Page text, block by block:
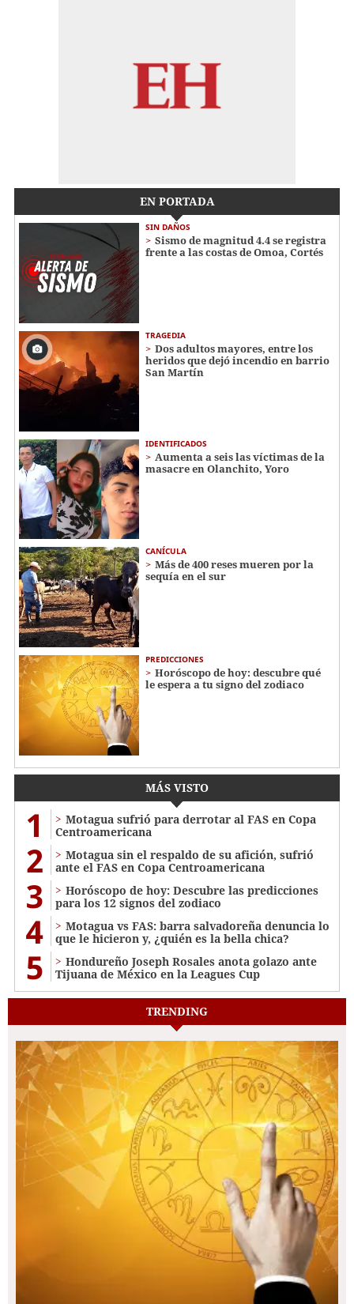
EN PORTADA
SIN DAÑOS
Sismo de magnitud 4.4 se registra
frente a las costas de Omoa, Cortés
TRAGEDIA
Dos adultos mayores, entre los
heridos que dejó incendio en barrio
San Martín
IDENTIFICADOS
Aumenta a seis las víctimas de la
masacre en Olanchito, Yoro
CANÍCULA
Más de 400 reses mueren por la
sequía en el sur
PREDICCIONES
Horóscopo de hoy: descubre qué
le espera a tu signo del zodiaco
MÁS VISTO
1
Motagua sufrió para derrotar al FAS en Copa
Centroamericana
2
Motagua sin el respaldo de su afición, sufrió
ante el FAS en Copa Centroamericana
3
Horóscopo de hoy: Descubre las predicciones
para los 12 signos del zodiaco
4
Motagua vs FAS: barra salvadoreña denuncia lo
que le hicieron y, ¿quién es la bella chica?
5
Hondureño Joseph Rosales anota golazo ante
Tijuana de México en la Leagues Cup
TRENDING